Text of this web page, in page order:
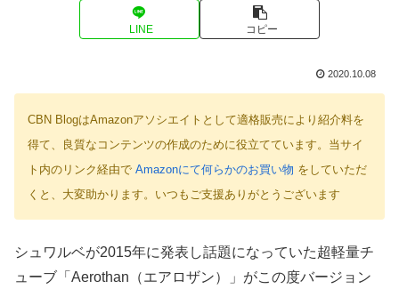
LINE コピー
2020.10.08
CBN BlogはAmazonアソシエイトとして適格販売により紹介料を
得て、良質なコンテンツの作成のために役立てています。当サイ
ト内のリンク経由で Amazonにて何らかのお買い物 をしていただ
くと、大変助かります。いつもご支援ありがとうございます
シュワルベが2015年に発表し話題になっていた超軽量チ
ューブ「Aerothan（エアロザン）」がこの度バージョン